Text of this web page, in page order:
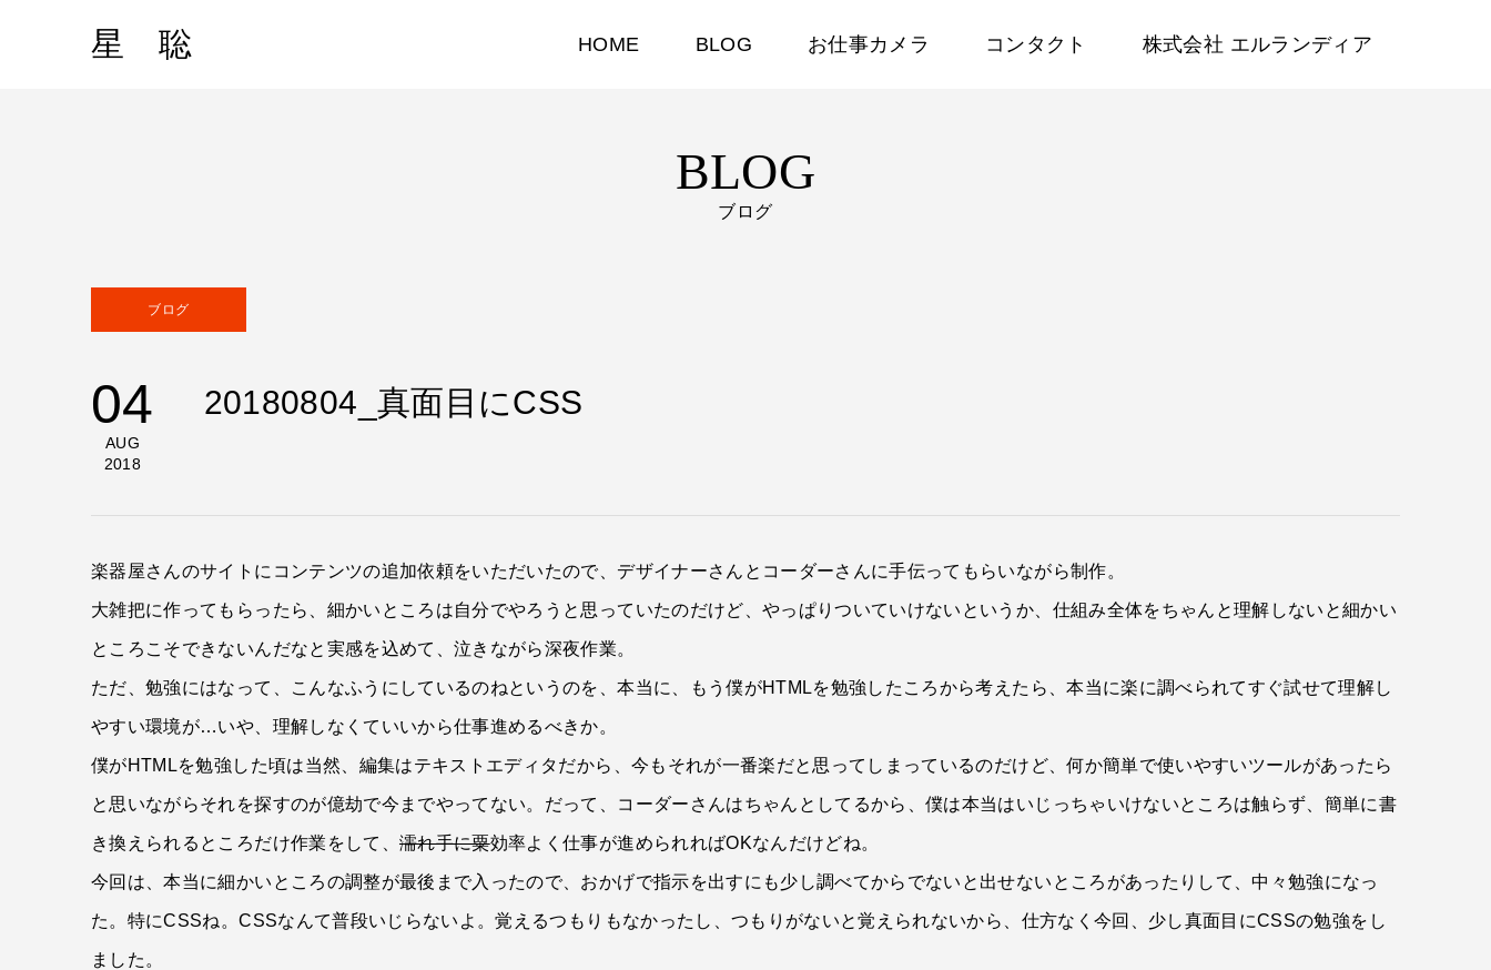
星 聡 HOME BLOG お仕事カメラ コンタクト 株式会社 エルランディア
BLOG
ブログ
ブログ
04
AUG
2018
20180804_真面目にCSS
楽器屋さんのサイトにコンテンツの追加依頼をいただいたので、デザイナーさんとコーダーさんに手伝ってもらいながら制作。
大雑把に作ってもらったら、細かいところは自分でやろうと思っていたのだけど、やっぱりついていけないというか、仕組み全体をちゃんと理解しないと細かい
ところこそできないんだなと実感を込めて、泣きながら深夜作業。
ただ、勉強にはなって、こんなふうにしているのねというのを、本当に、もう僕がHTMLを勉強したころから考えたら、本当に楽に調べられてすぐ試せて理解し
やすい環境が…いや、理解しなくていいから仕事進めるべきか。
僕がHTMLを勉強した頃は当然、編集はテキストエディタだから、今もそれが一番楽だと思ってしまっているのだけど、何か簡単で使いやすいツールがあったら
と思いながらそれを探すのが億劫で今までやってない。だって、コーダーさんはちゃんとしてるから、僕は本当はいじっちゃいけないところは触らず、簡単に書
き換えられるところだけ作業をして、 濡れ手に粟効率よく仕事が進められればOKなんだけどね。
今回は、本当に細かいところの調整が最後まで入ったので、おかげで指示を出すにも少し調べてからでないと出せないところがあったりして、中々勉強になっ
た。特にCSSね。CSSなんて普段いじらないよ。覚えるつもりもなかったし、つもりがないと覚えられないから、仕方なく今回、少し真面目にCSSの勉強をし
ました。